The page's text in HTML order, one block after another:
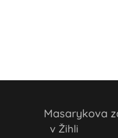
Masarykova
v Žihli